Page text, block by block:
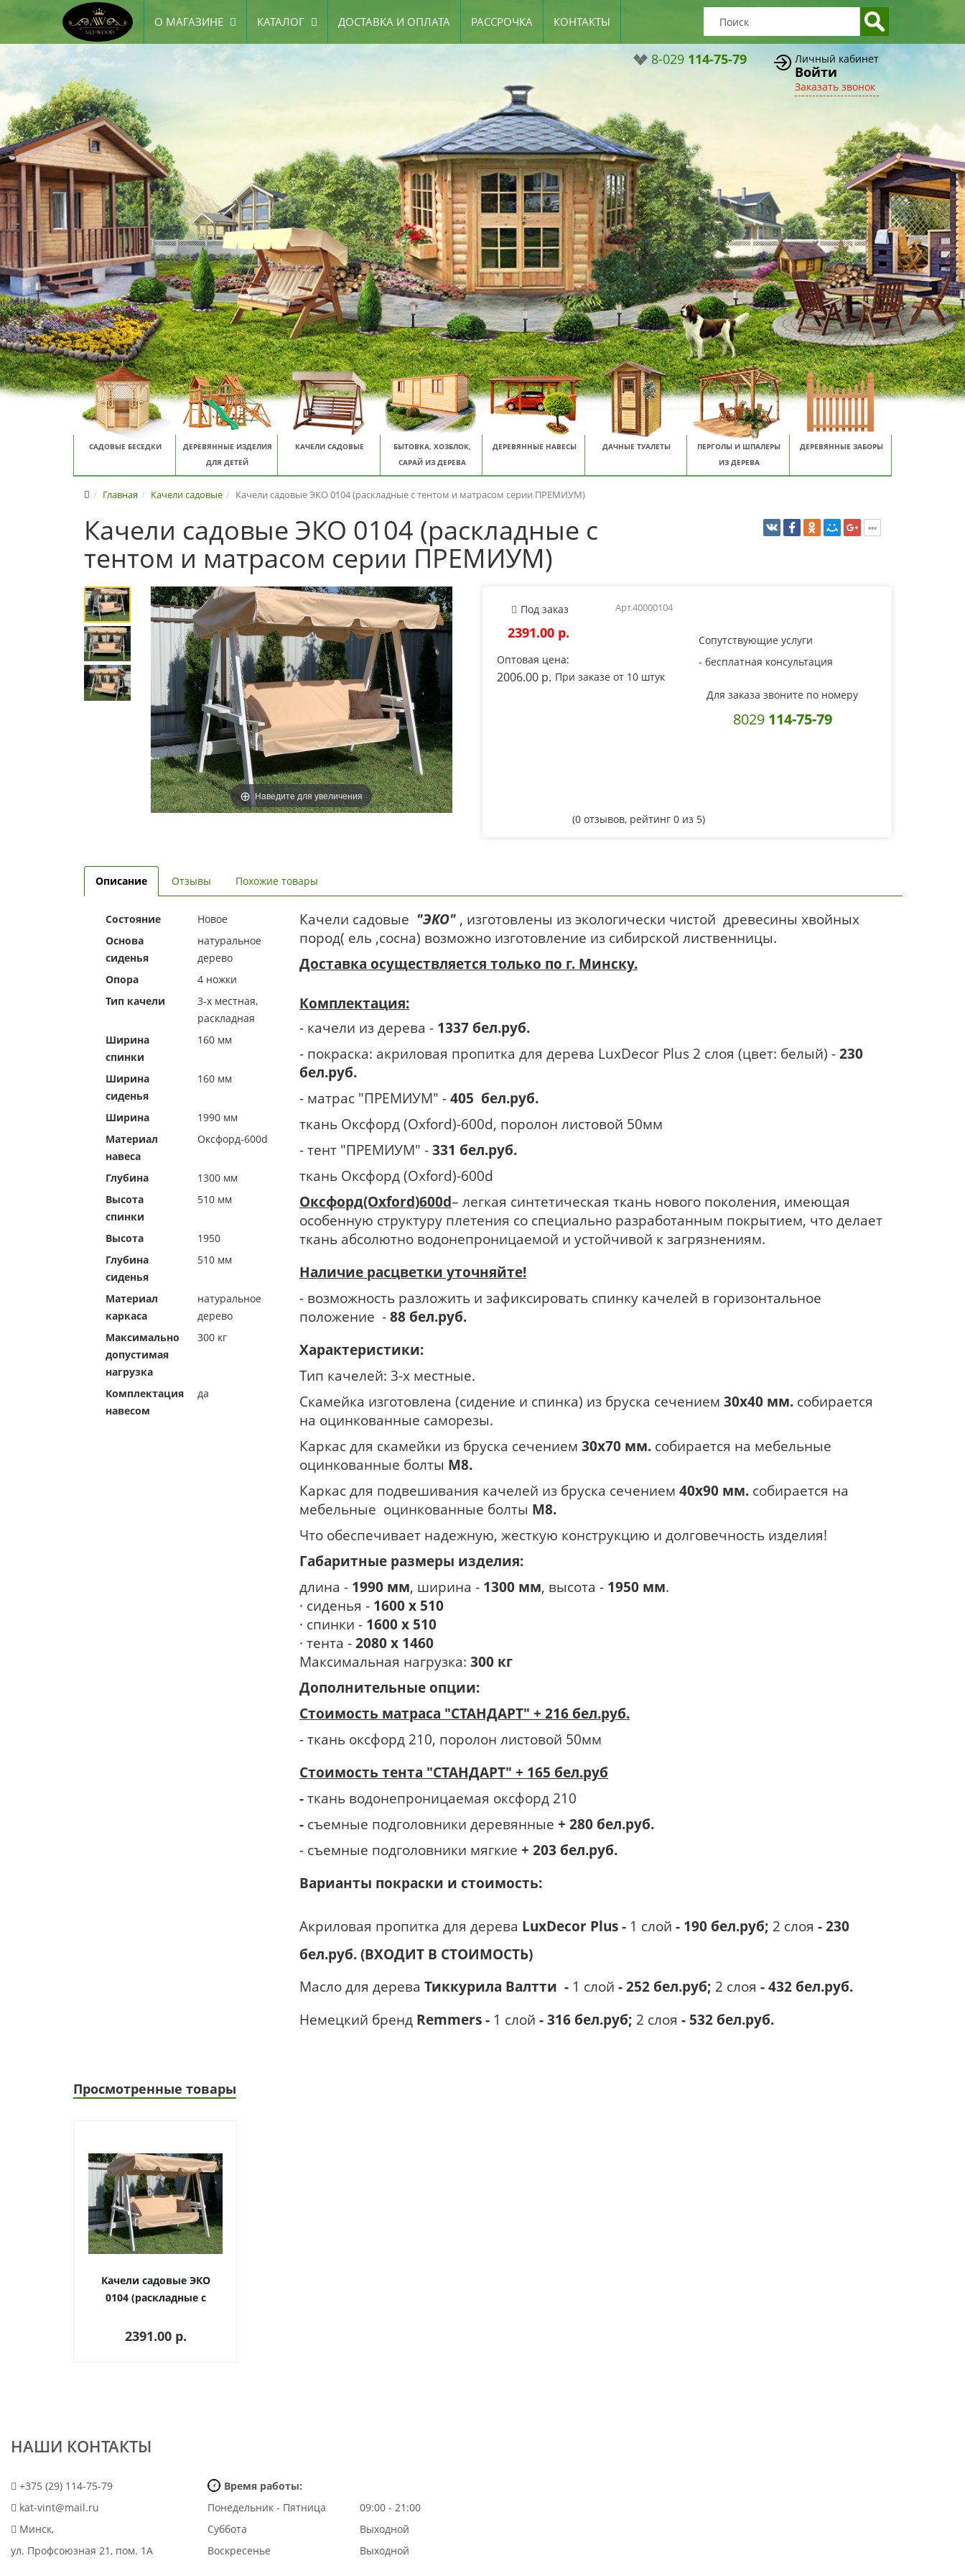
О МАГАЗИНЕ КАТАЛОГ ДОСТАВКА И ОПЛАТА РАССРОЧКА КОНТАКТЫ
8-029 114-75-79 Личный кабинет
Войти
Заказать звонок
САДОВЫЕ БЕСЕДКИ
ДЕРЕВЯННЫЕ ИЗДЕЛИЯ
ДЛЯ ДЕТЕЙ
КАЧЕЛИ САДОВЫЕ
БЫТОВКА, ХОЗБЛОК,
САРАЙ ИЗ ДЕРЕВА
ДЕРЕВЯННЫЕ НАВЕСЫ ДАЧНЫЕ ТУАЛЕТЫ
ПЕРГОЛЫ И ШПАЛЕРЫ
ИЗ ДЕРЕВА
ДЕРЕВЯННЫЕ ЗАБОРЫ
Главная Качели садовые Качели садовые ЭКО 0104 (раскладные с тентом и матрасом серии ПРЕМИУМ)
Качели садовые ЭКО 0104 (раскладные с
тентом и матрасом серии ПРЕМИУМ)
Наведите для увеличения
Под заказ Арт.40000104
2391.00 p.
Оптовая цена:
2006.00 p. При заказе от 10 штук
Сопутствующие услуги
- бесплатная консультация
Для заказа звоните по номеру
8029 114-75-79
(0 отзывов, рейтинг 0 из 5)
Описание Отзывы Похожие товары
Состояние
Новое
Основа
сиденья
натуральное
дерево
Опора
4 ножки
Тип качели
3-х местная,
раскладная
Ширина
спинки
160 мм
Ширина
сиденья
160 мм
Ширина
1990 мм
Материал
навеса
Оксфорд-600d
Глубина
1300 мм
Высота
спинки
510 мм
Высота
1950
Глубина
сиденья
510 мм
Материал
каркаса
натуральное
дерево
Максимально
допустимая
нагрузка
300 кг
Комплектация
навесом
да
Качели садовые "ЭКО" , изготовлены из экологически чистой древесины хвойных
пород( ель ,сосна) возможно изготовление из сибирской лиственницы.
Доставка осуществляется только по г. Минску.
Комплектация:
- качели из дерева - 1337 бел.руб.
- покраска: акриловая пропитка для дерева LuxDecor Plus 2 слоя (цвет: белый) - 230
бел.руб.
- матрас "ПРЕМИУМ" - 405 бел.руб.
ткань Оксфорд (Oxford)-600d, поролон листовой 50мм
- тент "ПРЕМИУМ" - 331 бел.руб.
ткань Оксфорд (Oxford)-600d
Оксфорд(Oxford)600d– легкая синтетическая ткань нового поколения, имеющая
особенную структуру плетения со специально разработанным покрытием, что делает
ткань абсолютно водонепроницаемой и устойчивой к загрязнениям.
Наличие расцветки уточняйте!
- возможность разложить и зафиксировать спинку качелей в горизонтальное
положение - 88 бел.руб.
Характеристики:
Тип качелей: 3-х местные.
Скамейка изготовлена (сидение и спинка) из бруска сечением 30х40 мм. собирается
на оцинкованные саморезы.
Каркас для скамейки из бруска сечением 30х70 мм. собирается на мебельные
оцинкованные болты М8.
Каркас для подвешивания качелей из бруска сечением 40х90 мм. собирается на
мебельные оцинкованные болты М8.
Что обеспечивает надежную, жесткую конструкцию и долговечность изделия!
Габаритные размеры изделия:
длина - 1990 мм, ширина - 1300 мм, высота - 1950 мм.
· сиденья - 1600 х 510
· спинки - 1600 х 510
· тента - 2080 х 1460
Максимальная нагрузка: 300 кг
Дополнительные опции:
Стоимость матраса "СТАНДАРТ" + 216 бел.руб.
- ткань оксфорд 210, поролон листовой 50мм
Стоимость тента "СТАНДАРТ" + 165 бел.руб
- ткань водонепроницаемая оксфорд 210
- съемные подголовники деревянные + 280 бел.руб.
- съемные подголовники мягкие + 203 бел.руб.
Варианты покраски и стоимость:
Акриловая пропитка для дерева LuxDecor Plus - 1 слой - 190 бел.руб; 2 слоя - 230
бел.руб. (ВХОДИТ В СТОИМОСТЬ)
Масло для дерева Тиккурила Валтти - 1 слой - 252 бел.руб; 2 слоя - 432 бел.руб.
Немецкий бренд Remmers - 1 слой - 316 бел.руб; 2 слоя - 532 бел.руб.
Просмотренные товары
Качели садовые ЭКО
0104 (раскладные с
серии ПРЕМИУМ)
2391.00 p.
НАШИ КОНТАКТЫ
+375 (29) 114-75-79
kat-vint@mail.ru
Минск,
ул. Профсоюзная 21, пом. 1А
Время работы:
Понедельник - Пятница
09:00 - 21:00
Суббота
Выходной
Воскресенье
Выходной